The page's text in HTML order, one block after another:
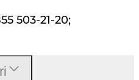
503-21-20;